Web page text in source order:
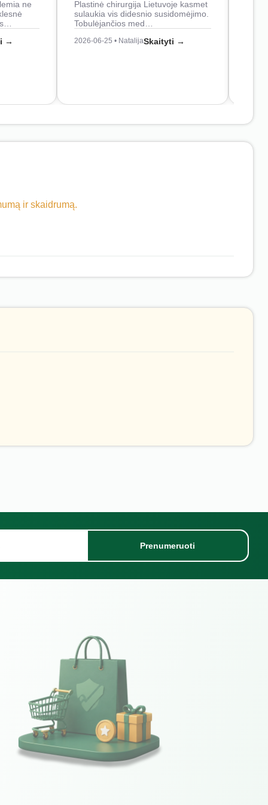
ne
→
Plastinė chirurgija Lietuvoje kasmet
sulaukia vis didesnio susidomėjimo.
Tobulėjančios med…
2026-06-25 • NatalijaSkaityti →
ir skaidrumą.
Prenumeruoti